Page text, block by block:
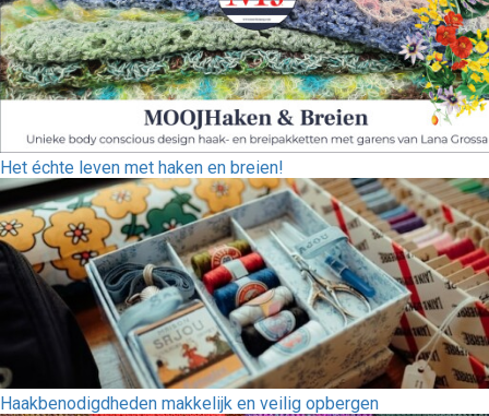
Het échte leven met haken en breien!
Haakbenodigdheden makkelijk en veilig opbergen